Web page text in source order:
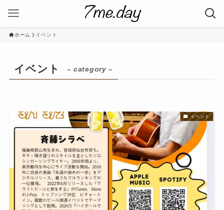
ホーム イベント
イベント – category –
イベント